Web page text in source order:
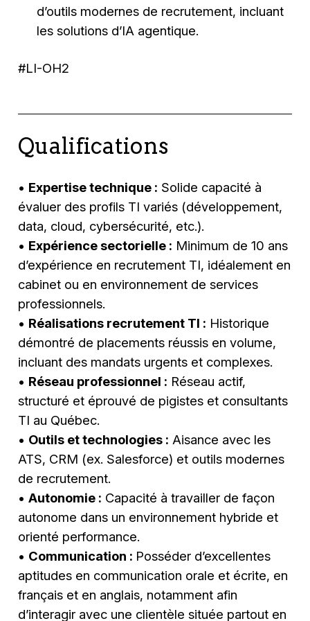
d’outils modernes de recrutement, incluant
les solutions d’IA agentique.
#LI-OH2
Qualifications
• Expertise technique : Solide capacité à
évaluer des profils TI variés (développement,
data, cloud, cybersécurité, etc.).
• Expérience sectorielle : Minimum de 10 ans
d’expérience en recrutement TI, idéalement en
cabinet ou en environnement de services
professionnels.
• Réalisations recrutement TI : Historique
démontré de placements réussis en volume,
incluant des mandats urgents et complexes.
• Réseau professionnel : Réseau actif,
structuré et éprouvé de pigistes et consultants
TI au Québec.
• Outils et technologies : Aisance avec les
ATS, CRM (ex. Salesforce) et outils modernes
de recrutement.
•Autonomie : Capacité à travailler de façon
autonome dans un environnement hybride et
orienté performance.
• Communication : Posséder d’excellentes
aptitudes en communication orale et écrite, en
français et en anglais, notamment afin
d’interagir avec une clientèle située partout en